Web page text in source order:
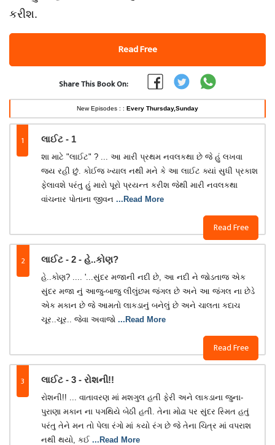
કરીશ.
Read Free
Share This Book On:
New Episodes : : Every Thursday,Sunday
1 લાઈટ - 1
Read Free
શા માટે "લાઈટ" ? ... આ મારી પ્રથમ નવલકથા છે જે હું લખવા
જય રહી છું. કોઈજ ખ્યાલ નથી મને કે આ લાઈટ ક્યાં સુધી પ્રકાશ
ફેલાવશે પરંતુ હું મારો પૂરો પ્રયન્ત કરીશ જેથી મારી નવલકથા
વાંચનાર પોતાના જીવન ...Read More
2 લાઈટ - 2 - હે..કોણ?
Read Free
હે..કોણ? .... '...સુંદર મજાની નદી છે, આ નદી ને જોડતાજ એક
સુંદર મજા નું આજુ-બાજુ લીલુંછમ જંગલ છે અને આ જંગલ ના છેડે
એક મકાન છે જે આમતો લાકડાનું બનેલું છે અને ચાલતા કદાચ
ચૂર..ચૂર.. જેવા અવાજો ...Read More
3 લાઈટ - 3 - રોશની!!
રોશની!! ... વાતાવરણ માં મશગુલ હતી ફેરી અને લાકડાના જુના-
પુરાણા મકાન ના પગથિયે બેઠી હતી. તેના મોઢા પર સુંદર સ્મિત હતું
પરંતુ તેને મન તો પેલા રંગો માં કયો રંગ છે જે તેના ચિત્ર માં વપરાશ
નથી થયો, કઈ ...Read More